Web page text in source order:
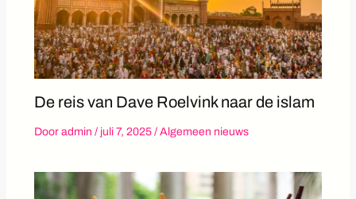
De reis van Dave Roelvink naar de islam
Door admin / juli 7, 2025 / Algemeen nieuws